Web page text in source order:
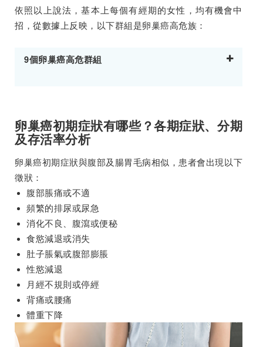
依照以上說法，基本上每個有經期的女性，均有機會中
招，從數據上反映，以下群組是卵巢癌高危族：
9個卵巢癌高危群組
卵巢癌初期症狀有哪些？各期症狀、分期
及存活率分析
卵巢癌初期症狀與腹部及腸胃毛病相似，患者會出現以下
徵狀：
腹部脹痛或不適
頻繁的排尿或尿急
消化不良、腹瀉或便秘
食慾減退或消失
肚子脹氣或腹部膨脹
性慾減退
月經不規則或停經
背痛或腰痛
體重下降